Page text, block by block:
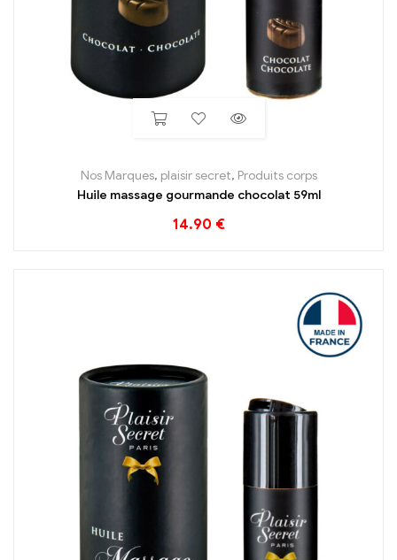
Nos Marques, plaisir secret, Produits corps
Huile massage gourmande chocolat 59ml
14.90 €